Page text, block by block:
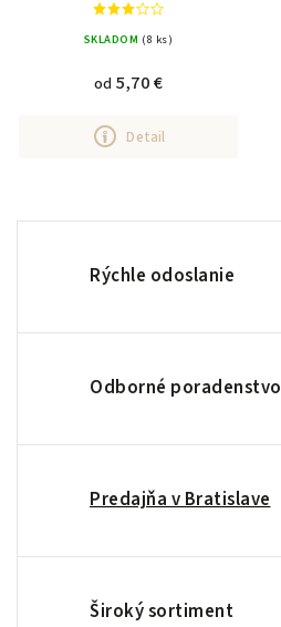
SKLADOM (8 ks)
od 5,70 €
Detail
Rýchle odoslanie
Odborné poradenstvo
Predajňa v Bratislave
Široký sortiment